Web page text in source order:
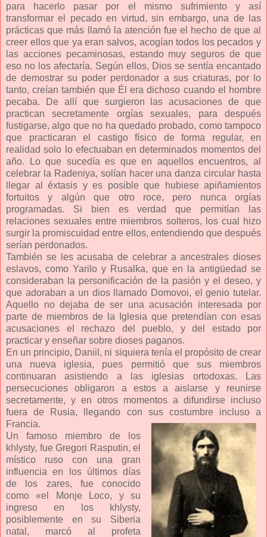
para hacerlo pasar por el mismo sufrimiento y así
transformar el pecado en virtud, sin embargo, una de las
prácticas que más llamó la atención fue el hecho de que al
creer ellos que ya eran salvos, acogían todos los pecados y
las acciones pecaminosas, estando muy seguros de que
eso no los afectaría. Según ellos, Dios se sentía encantado
de demostrar su poder perdonador a sus criaturas, por lo
tanto, creían también que Él era dichoso cuando el hombre
pecaba. De allí que surgieron las acusaciones de que
practican secretamente orgías sexuales, para después
fustigarse, algo que no ha quedado probado, como tampoco
que practicaran el castigo físico de forma regular, en
realidad solo lo efectuaban en determinados momentos del
año. Lo que sucedía es que en aquellos encuentros, al
celebrar la Radeniya, solían hacer una danza circular hasta
llegar al éxtasis y es posible que hubiese apiñamientos
fortuitos y algún que otro roce, pero nunca orgías
programadas. Si bien es verdad que permitían las
relaciones sexuales entre miembros solteros, los cual hizo
surgir la promiscuidad entre ellos, entendiendo que después
serían perdonados.
También se les acusaba de celebrar a ancestrales dioses
eslavos, como Yarilo y Rusalka, que en la antigüedad se
consideraban la personificación de la pasión y el deseo, y
que adoraban a un dios llamado Domovoi, el genio tutelar.
Aquello no dejaba de ser una acusación interesada por
parte de miembros de la Iglesia que pretendían con esas
acusaciones el rechazo del pueblo, y del estado por
practicar y enseñar sobre dioses paganos.
En un principio, Daniil, ni siquiera tenía el propósito de crear
una nueva iglesia, pues permitió que sus miembros
continuaran asistiendo a las iglesias ortodoxas. Las
persecuciones obligaron a estos a aislarse y reunirse
secretamente, y en otros momentos a difundirse incluso
fuera de Rusia, llegando con sus costumbre incluso a
Francia.
Un famoso miembro de los
khlysty, fue Gregori Rasputin, el
místico ruso con una gran
influencia en los últimos días
de los zares, fue conocido
como «el Monje Loco, y su
ingreso en los khlysty,
posiblemente en su Siberia
natal, marcó al profeta